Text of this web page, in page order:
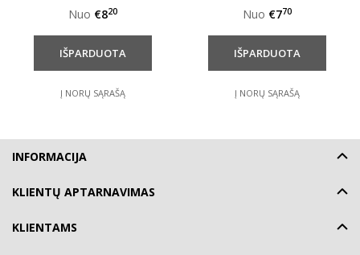
Nuo €820
Į NORŲ SĄRAŠĄ
Nuo €770
Į NORŲ SĄRAŠĄ
INFORMACIJA
KLIENTŲ APTARNAVIMAS
KLIENTAMS